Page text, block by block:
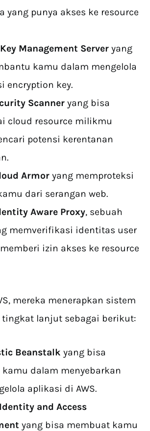
yang punya akses ke resource
Management Server yang
kamu dalam mengelola
encryption key.
Scanner yang bisa
cloud resource milikmu
potensi kerentanan
Armor yang memproteksi
dari serangan web.
Aware Proxy, sebuah
memverifikasi identitas user
izin akses ke resource
mereka menerapkan sistem
lanjut sebagai berikut:
Beanstalk yang bisa
kamu dalam menyebarkan
aplikasi di AWS.
and Access
yang bisa membuat kamu